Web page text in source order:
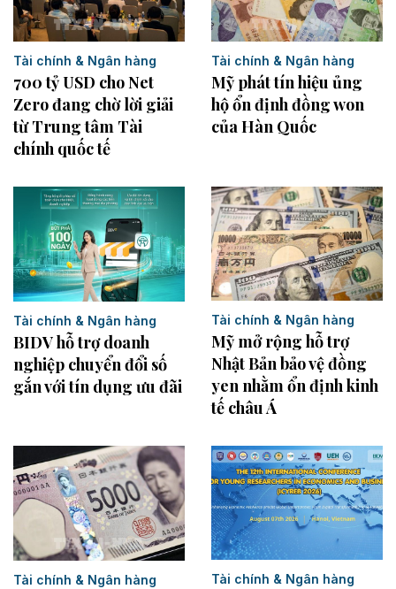
Tài chính & Ngân hàng
700 tỷ USD cho Net
Zero đang chờ lời giải
từ Trung tâm Tài
chính quốc tế
Tài chính & Ngân hàng
Mỹ phát tín hiệu ủng
hộ ổn định đồng won
của Hàn Quốc
Tài chính & Ngân hàng
BIDV hỗ trợ doanh
nghiệp chuyển đổi số
gắn với tín dụng ưu đãi
Tài chính & Ngân hàng
Mỹ mở rộng hỗ trợ
Nhật Bản bảo vệ đồng
yen nhằm ổn định kinh
tế châu Á
Tài chính & Ngân hàng Tài chính & Ngân hàng